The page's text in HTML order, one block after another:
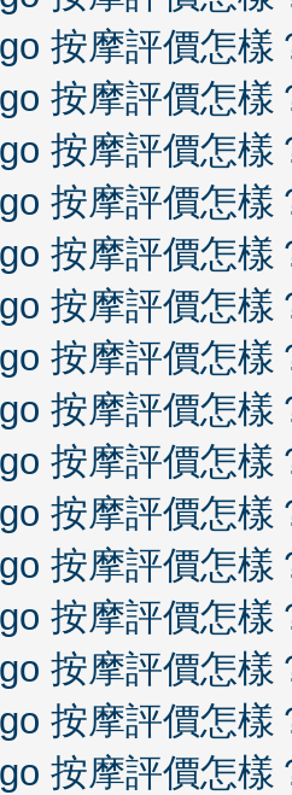
按摩評價怎樣
按摩評價怎樣
按摩評價怎樣
按摩評價怎樣
按摩評價怎樣
按摩評價怎樣
按摩評價怎樣
按摩評價怎樣
按摩評價怎樣
按摩評價怎樣
按摩評價怎樣
按摩評價怎樣
按摩評價怎樣
按摩評價怎樣
按摩評價怎樣